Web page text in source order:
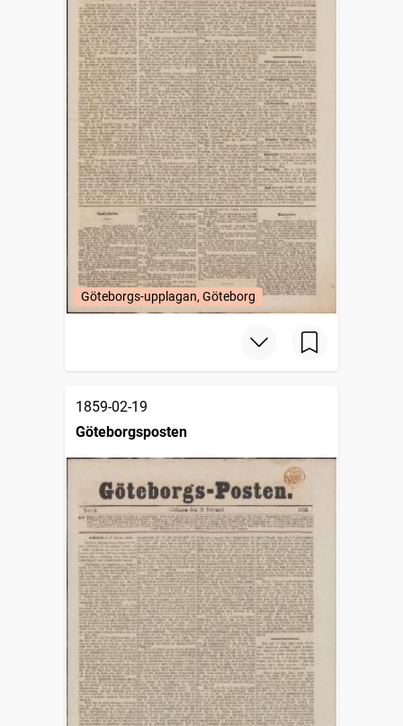
Göteborgs-upplagan, Göteborg
1859-02-19
Göteborgsposten